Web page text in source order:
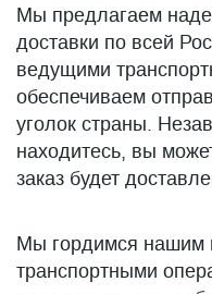
Мы предлагаем
доставки по всей
ведущими
обеспечиваем
уголок страны.
находитесь, вы
заказ будет
Мы гордимся нашим
транспортными